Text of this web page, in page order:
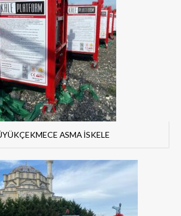
ASMA İSKELE